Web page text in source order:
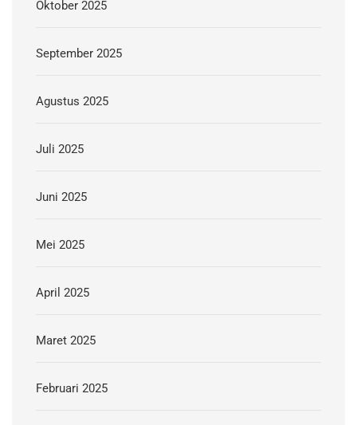
Oktober 2025
September 2025
Agustus 2025
Juli 2025
Juni 2025
Mei 2025
April 2025
Maret 2025
Februari 2025